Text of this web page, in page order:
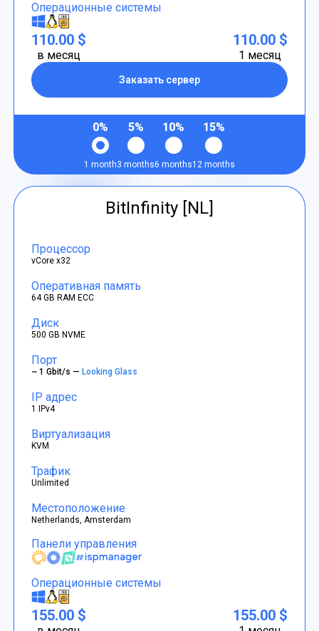
Операционные системы
110.00 $
в месяц
Заказать сервер
110.00 $
1 месяц
0%
1 month
5%
3 months
10%
6 months
15%
12 months
BitInfinity [NL]
Процессор
vCore x32
Оперативная память
64 GB RAM ECC
Диск
500 GB NVME
Порт
~ 1 Gbit/s —Looking Glass
IP адрес
1 IPv4
Виртуализация
KVM
Трафик
Unlimited
Местоположение
Netherlands, Amsterdam
Панели управления
Операционные системы
155.00 $ 155.00 $